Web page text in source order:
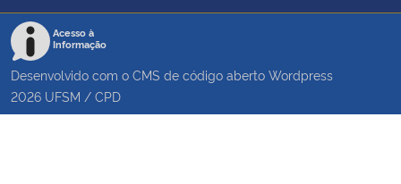
Acesso à
Informação
Desenvolvido com o CMS de código aberto Wordpress
2026 UFSM / CPD